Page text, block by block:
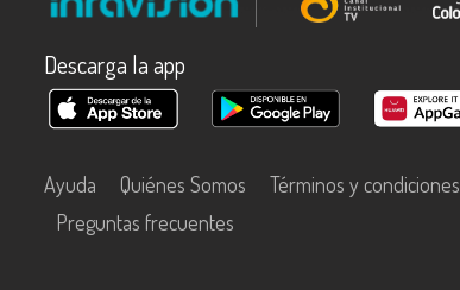
Descarga la app
Ayuda Quiénes Somos
Términos y condiciones
Preguntas frecuentes